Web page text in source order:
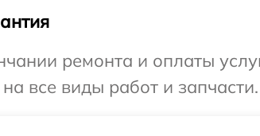
ремонта и оплаты
все виды работ и запчасти.